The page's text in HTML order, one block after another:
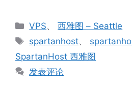
分
类
VPS、西雅图 – Seattle
标
签
spartanhost、
SpartanHost 西雅图
发表评论